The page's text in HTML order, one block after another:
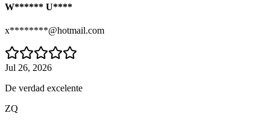
W****** U****
x********@hotmail.com
Jul 26, 2026
De verdad excelente
ZQ